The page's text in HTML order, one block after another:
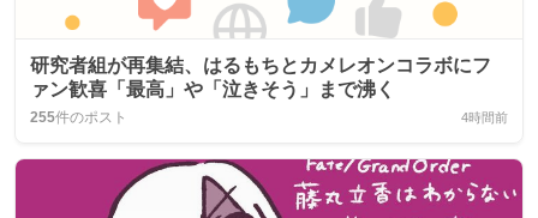
研究者組が再集結、はるもちとカメレオンコラボにフ
ァン歓喜「最高」や「泣きそう」まで沸く
255件のポスト 4時間前